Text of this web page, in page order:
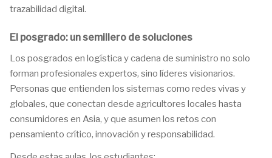
trazabilidad digital.
El posgrado: un semillero de soluciones
Los posgrados en logística y cadena de suministro no solo
forman profesionales expertos, sino líderes visionarios.
Personas que entienden los sistemas como redes vivas y
globales, que conectan desde agricultores locales hasta
consumidores en Asia, y que asumen los retos con
pensamiento crítico, innovación y responsabilidad.